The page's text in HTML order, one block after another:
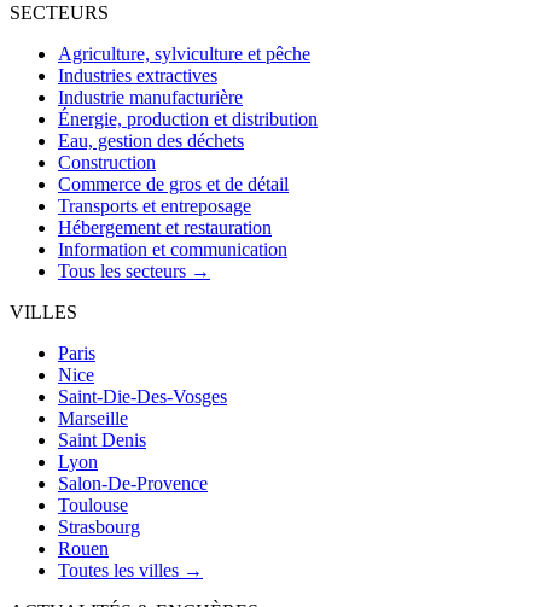
SECTEURS
Agriculture, sylviculture et pêche
Industries extractives
Industrie manufacturière
Énergie, production et distribution
Eau, gestion des déchets
Construction
Commerce de gros et de détail
Transports et entreposage
Hébergement et restauration
Information et communication
Tous les secteurs →
VILLES
Paris
Nice
Saint-Die-Des-Vosges
Marseille
Saint Denis
Lyon
Salon-De-Provence
Toulouse
Strasbourg
Rouen
Toutes les villes →